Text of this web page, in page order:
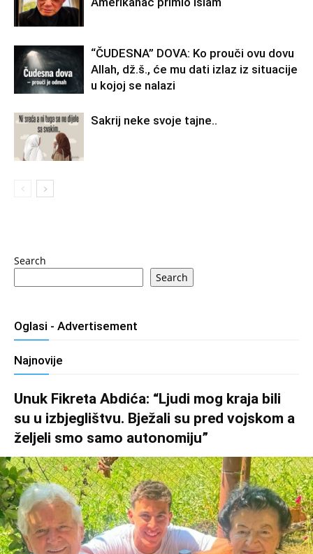
“ČUDESNA” DOVA: Ko prouči ovu dovu
Allah, dž.š., će mu dati izlaz iz situacije
u kojoj se nalazi
Sakrij neke svoje tajne..
Search
Search
Oglasi - Advertisement
Najnovije
Unuk Fikreta Abdića: “Ljudi mog kraja bili
su u izbjeglištvu. Bježali su pred vojskom a
željeli smo samo autonomiju”